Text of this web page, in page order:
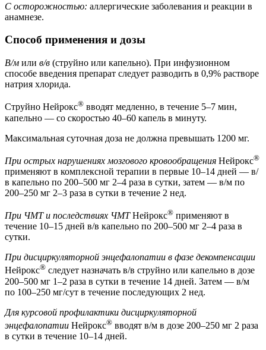
С осторожностью: аллергические заболевания и реакции в
анамнезе.
Способ применения и дозы
В/м или в/в (струйно или капельно). При инфузионном
способе введения препарат следует разводить в 0,9% растворе
натрия хлорида.
Струйно Нейрокс® вводят медленно, в течение 5–7 мин,
капельно — со скоростью 40–60 капель в минуту.
Максимальная суточная доза не должна превышать 1200 мг.
При острых нарушениях мозгового кровообращения Нейрокс®
применяют в комплексной терапии в первые 10–14 дней — в/
в капельно по 200–500 мг 2–4 раза в сутки, затем — в/м по
200–250 мг 2–3 раза в сутки в течение 2 нед.
При ЧМТ и последствиях ЧМТНейрокс® применяют в
течение 10–15 дней в/в капельно по 200–500 мг 2–4 раза в
сутки.
При дисциркуляторной энцефалопатии в фазе декомпенсации
Нейрокс® следует назначать в/в струйно или капельно в дозе
200–500 мг 1–2 раза в сутки в течение 14 дней. Затем — в/м
по 100–250 мг/сут в течение последующих 2 нед.
Для курсовой профилактики дисциркуляторной
энцефалопатии Нейрокс® вводят в/м в дозе 200–250 мг 2 раза
в сутки в течение 10–14 дней.